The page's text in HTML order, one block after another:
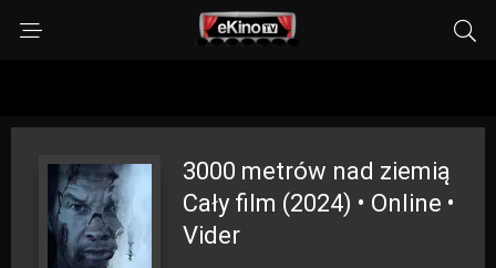
3000 metrów nad ziemią
Cały film (2024) • Online •
Vider